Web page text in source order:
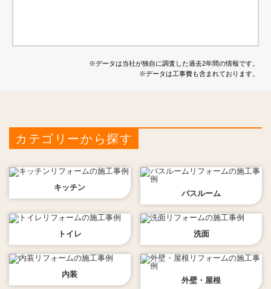
※データは当社が独自に調査した過去2年間の情報です。
※データは工事費も含まれております。
カテゴリーから探す
キッチン
バスルーム
トイレ 洗面
内装
外壁・屋根